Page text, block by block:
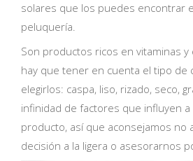
solares que los puedes encontrar
peluquería.
Son productos ricos en vitaminas
hay que tener en cuenta el tipo de
elegirlos: caspa, liso, rizado, seco,
infinidad de factores que influyen a
producto, así que aconsejamos no
decisión a la ligera o asesorarnos